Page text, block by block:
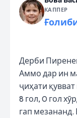
КАППЕР
Дерби
Аммо дар ин
ҷиҳати
8 гол, 0 гол
гап